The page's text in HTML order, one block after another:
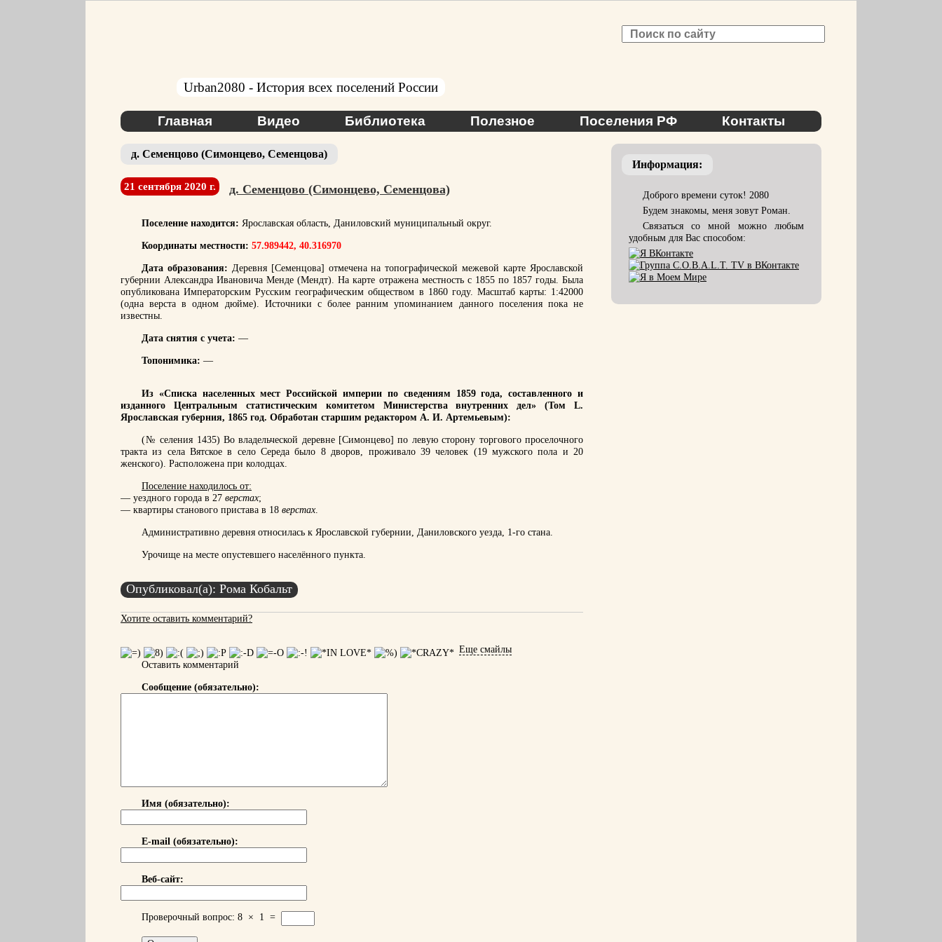
Urban2080 - История всех поселений России
Главная Видео Библиотека Полезное Поселения РФ Контакты
д. Семенцово (Симонцево, Семенцова)
21 сентября 2020 г. д. Семенцово (Симонцево, Семенцова)
Поселение находится: Ярославская область, Даниловский муниципальный округ.
Координаты местности: 57.989442, 40.316970
Дата образования: Деревня [Семенцова] отмечена на топографической межевой карте Ярославской
губернии Александра Ивановича Менде (Мендт). На карте отражена местность с 1855 по 1857 годы. Была
опубликована Императорским Русским географическим обществом в 1860 году. Масштаб карты: 1:42000
(одна верста в одном дюйме). Источники с более ранним упоминанием данного поселения пока не
известны.
Дата снятия с учета: —
Топонимика: —
Из «Списка населенных мест Российской империи по сведениям 1859 года, составленного и
изданного Центральным статистическим комитетом Министерства внутренних дел» (Том L.
Ярославская губерния, 1865 год. Обработан старшим редактором А. И. Артемьевым):
(№ селения 1435) Во владельческой деревне [Симонцево] по левую сторону торгового проселочного
тракта из села Вятское в село Середа было 8 дворов, проживало 39 человек (19 мужского пола и 20
женского). Расположена при колодцах.
Поселение находилось от:
— уездного города в 27 верстах;
— квартиры станового пристава в 18 верстах.
Административно деревня относилась к Ярославской губернии, Даниловского уезда, 1-го стана.
Урочище на месте опустевшего населённого пункта.
Опубликовал(а): Рома Кобальт
Хотите оставить комментарий?
Еще смайлы
Оставить комментарий
Сообщение (обязательно):
Имя (обязательно):
E-mail (обязательно):
Веб-сайт:
Проверочный вопрос: 8 × 1 =
Информация:
Доброго времени суток! 2080
Будем знакомы, меня зовут Роман.
Связаться со мной можно любым
удобным для Вас способом: